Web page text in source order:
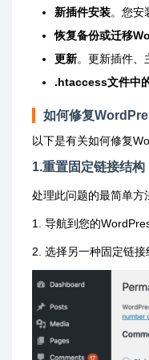
新插件安装。您安
恢复备份或迁移
更新。更新插件
.htaccess文件中
如何修复
以下是有关如何修复
1.重置固定链接结构
处理此问题的最简单方
1. 导航到您的
2. 选择另一种固定链接